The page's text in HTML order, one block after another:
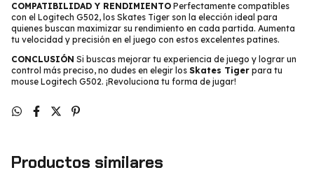
COMPATIBILIDAD Y RENDIMIENTO Perfectamente compatibles
con el Logitech G502, los Skates Tiger son la elección ideal para
quienes buscan maximizar su rendimiento en cada partida. Aumenta
tu velocidad y precisión en el juego con estos excelentes patines.
CONCLUSIÓN Si buscas mejorar tu experiencia de juego y lograr un
control más preciso, no dudes en elegir los Skates Tiger para tu
mouse Logitech G502. ¡Revoluciona tu forma de jugar!
Productos similares